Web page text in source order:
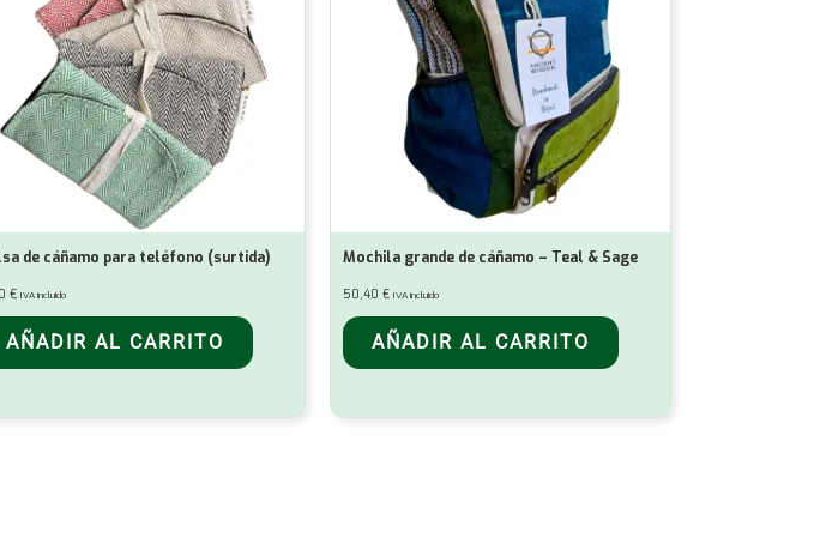
de cáñamo para teléfono (surtida)
€ IVA incluido
AÑADIR AL CARRITO
Mochila grande de cáñamo – Teal & Sage
50,40 € IVA incluido
AÑADIR AL CARRITO